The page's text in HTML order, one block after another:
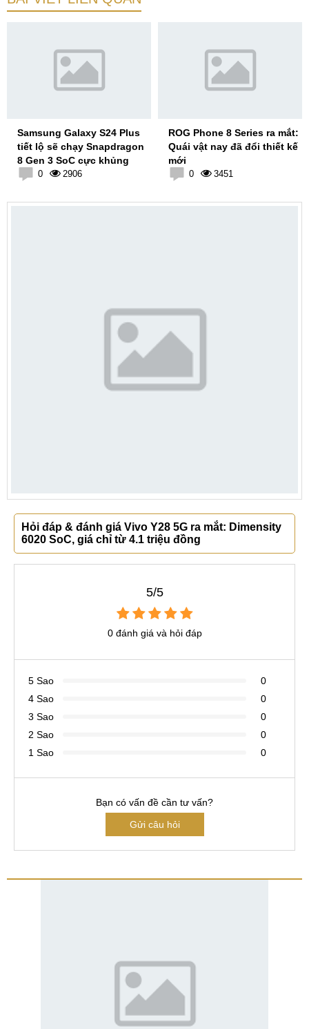
Samsung Galaxy S24 Plus
tiết lộ sẽ chạy Snapdragon
8 Gen 3 SoC cực khủng
0 2906
ROG Phone 8 Series ra mắt:
Quái vật nay đã đổi thiết kế
mới
0 3451
Hỏi đáp & đánh giá Vivo Y28 5G ra mắt: Dimensity
6020 SoC, giá chỉ từ 4.1 triệu đồng
5/5
0 đánh giá và hỏi đáp
5 Sao
0
4 Sao
0
3 Sao
0
2 Sao
0
1 Sao
0
Bạn có vấn đề cần tư vấn?
Gửi câu hỏi